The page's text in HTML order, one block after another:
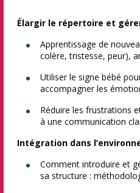
Élargir le répertoire et
Apprentissage de
colère, tristesse, peur),
Utiliser le signe bébé
accompagner les
Réduire les frustrations
à une communication
Intégration dans
Comment introduire et
sa structure :